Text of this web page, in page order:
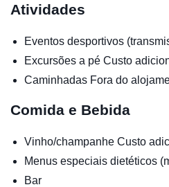
Atividades
Eventos desportivos
Excursões a pé Custo
Caminhadas Fora do
Comida e Bebida
Vinho/champanhe Custo
Menus especiais dietéticos
Bar